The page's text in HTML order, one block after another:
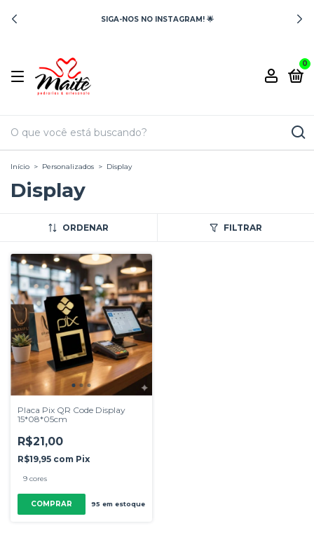
SIGA-NOS NO INSTAGRAM! 🌟
0
Início > Personalizados > Display
Display
ORDENAR FILTRAR
Placa Pix QR Code Display
15*08*05cm
R$21,00
R$19,95 com Pix
9 cores
COMPRAR 95 em estoque